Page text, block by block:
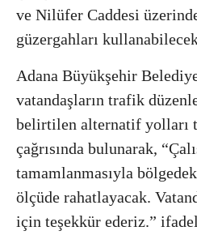
ve Nilüfer Caddesi
güzergahları
Adana Büyükşehir
vatandaşların trafik
belirtilen alternatif yolları
çağrısında bulunarak,
tamamlanmasıyla
ölçüde rahatlayacak.
için teşekkür ederiz.”